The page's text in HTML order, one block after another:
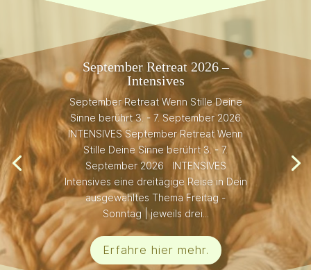
September Retreat 2026 –
Intensives
September Retreat Wenn Stille Deine
Sinne berührt 3. - 7. September 2026
INTENSIVES September Retreat Wenn
Stille Deine Sinne berührt 3. - 7.
September 2026 INTENSIVES
Intensives eine dreitägige Reise in Dein
ausgewähltes Thema Freitag -
Sonntag | jeweils drei...
Erfahre hier mehr.